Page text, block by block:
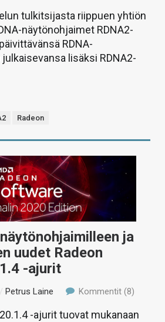
tulkitsijasta riippuen yhtiön
näytönohjaimet RDNA2-
RDNA-
lisäksi RDNA2-
Radeon
ja
uudet Radeon
-ajurit
/ Petrus Laine Kommentit (8)
-ajurit tuovat mukanaan